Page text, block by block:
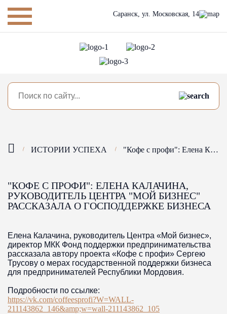
Саранск, ул. Московская, 14
ИСТОРИИ УСПЕХА "Кофе с профи": Елена Калачина, руководитель Центра "Мой бизнес" рассказала о господдержке бизнеса
"КОФЕ С ПРОФИ": ЕЛЕНА КАЛАЧИНА,
РУКОВОДИТЕЛЬ ЦЕНТРА "МОЙ БИЗНЕС"
РАССКАЗАЛА О ГОСПОДДЕРЖКЕ БИЗНЕСА
Елена Калачина, руководитель Центра «Мой бизнес»,
директор МКК Фонд поддержки предпринимательства
рассказала автору проекта «Кофе с профи» Сергею
Трусову о мерах государственной поддержки бизнеса
для предпринимателей Республики Мордовия.
Подробности по ссылке:
https://vk.com/coffeesprofi?W=WALL-
211143862_146&amp;w=wall-211143862_105